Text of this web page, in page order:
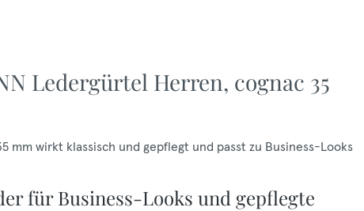
Ledergürtel Herren, cognac 35
mm wirkt klassisch und gepflegt und passt zu Business-Looks
für Business-Looks und gepflegte